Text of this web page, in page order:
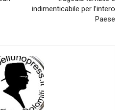
indimenticabile per l’intero
Paese